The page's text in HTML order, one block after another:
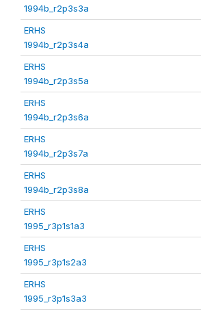
1994b_r2p3s3a
ERHS
1994b_r2p3s4a
ERHS
1994b_r2p3s5a
ERHS
1994b_r2p3s6a
ERHS
1994b_r2p3s7a
ERHS
1994b_r2p3s8a
ERHS
1995_r3p1s1a3
ERHS
1995_r3p1s2a3
ERHS
1995_r3p1s3a3